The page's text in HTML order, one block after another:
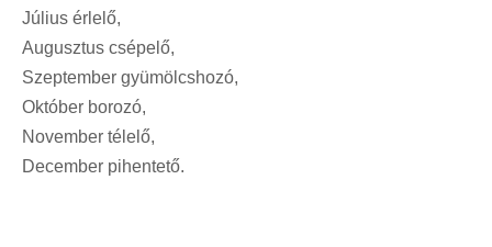
Július érlelő,
Augusztus csépelő,
Szeptember gyümölcshozó,
Október borozó,
November télelő,
December pihentető.